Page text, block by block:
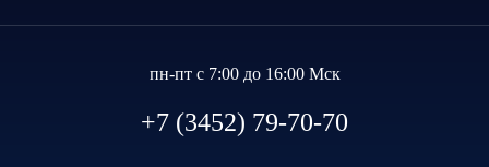
пн-пт с 7:00 до 16:00 Мск
+7 (3452) 79-70-70